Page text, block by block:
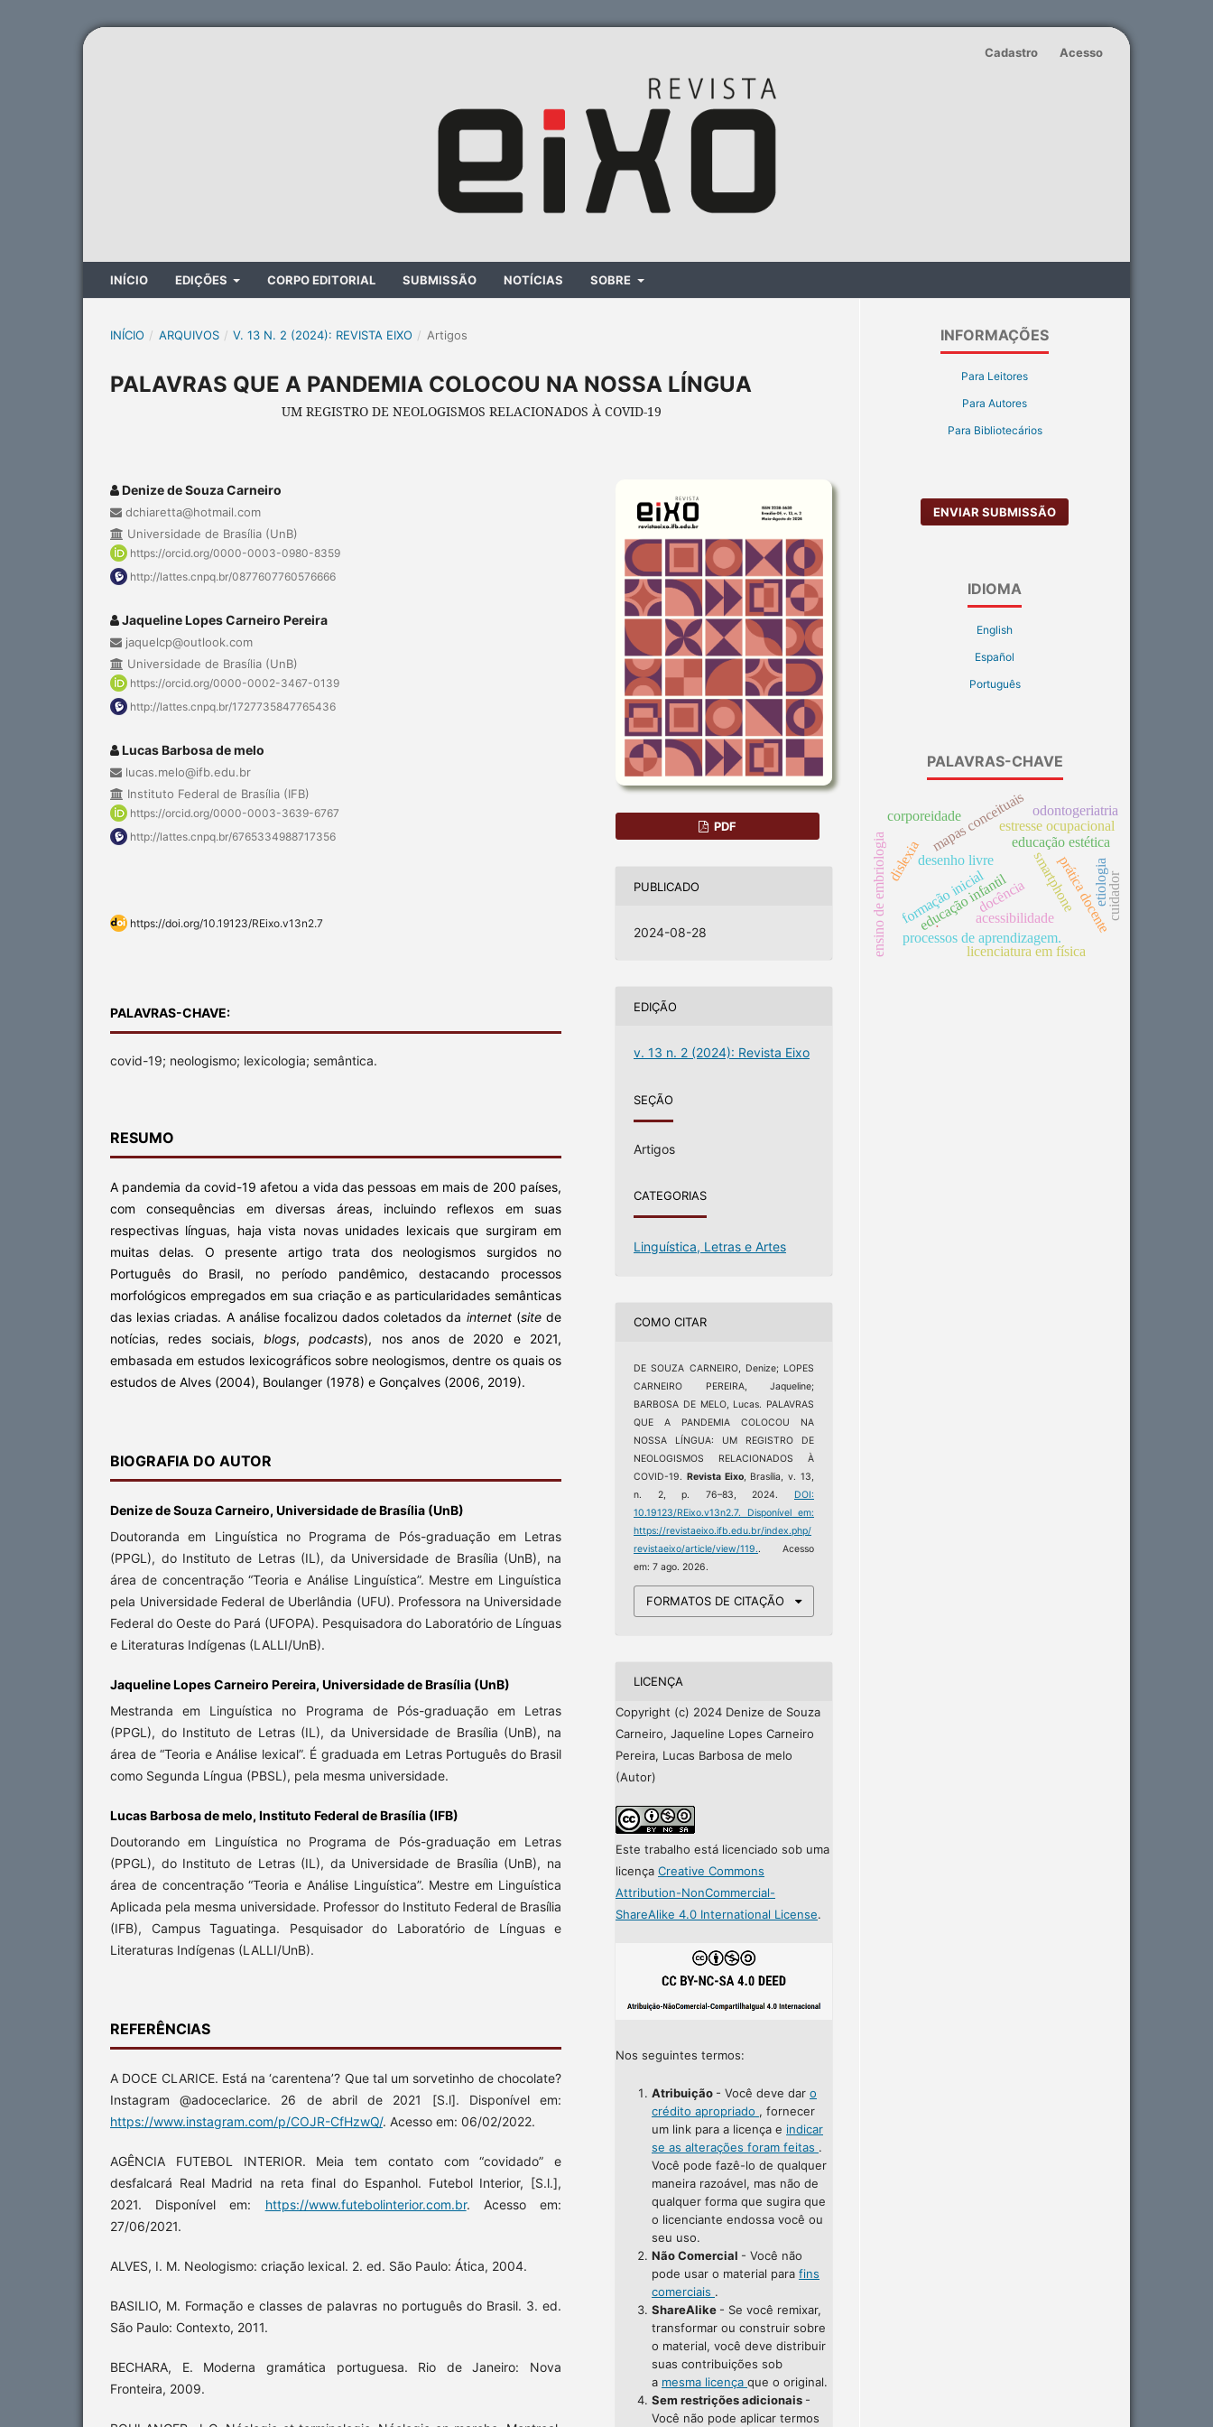
INÍCIO EDIÇÕES CORPO EDITORIAL SUBMISSÃO NOTÍCIAS SOBRE
Cadastro Acesso
INÍCIO / ARQUIVOS / V. 13 N. 2 (2024): REVISTA EIXO / Artigos
PALAVRAS QUE A PANDEMIA COLOCOU NA NOSSA LÍNGUA
UM REGISTRO DE NEOLOGISMOS RELACIONADOS À COVID-19
Denize de Souza Carneiro
dchiaretta@hotmail.com
Universidade de Brasília (UnB)
https://orcid.org/0000-0003-0980-8359
http://lattes.cnpq.br/0877607760576666
Jaqueline Lopes Carneiro Pereira
jaquelcp@outlook.com
Universidade de Brasília (UnB)
https://orcid.org/0000-0002-3467-0139
http://lattes.cnpq.br/1727735847765436
Lucas Barbosa de melo
lucas.melo@ifb.edu.br
Instituto Federal de Brasília (IFB)
https://orcid.org/0000-0003-3639-6767
http://lattes.cnpq.br/6765334988717356
https://doi.org/10.19123/REixo.v13n2.7
PALAVRAS-CHAVE:
covid-19; neologismo; lexicologia; semântica.
RESUMO
A pandemia da covid-19 afetou a vida das pessoas em mais de 200 países,
com consequências em diversas áreas, incluindo reflexos em suas
respectivas línguas, haja vista novas unidades lexicais que surgiram em
muitas delas. O presente artigo trata dos neologismos surgidos no
Português do Brasil, no período pandêmico, destacando processos
morfológicos empregados em sua criação e as particularidades semânticas
das lexias criadas. A análise focalizou dados coletados da internet(sitede
notícias, redes sociais, blogs,podcasts), nos anos de 2020 e 2021,
embasada em estudos lexicográficos sobre neologismos, dentre os quais os
estudos de Alves (2004), Boulanger (1978) e Gonçalves (2006, 2019).
BIOGRAFIA DO AUTOR
Denize de Souza Carneiro, Universidade de Brasília (UnB)
Doutoranda em Linguística no Programa de Pós-graduação em Letras
(PPGL), do Instituto de Letras (IL), da Universidade de Brasília (UnB), na
área de concentração “Teoria e Análise Linguística”. Mestre em Linguística
pela Universidade Federal de Uberlândia (UFU). Professora na Universidade
Federal do Oeste do Pará (UFOPA). Pesquisadora do Laboratório de Línguas
e Literaturas Indígenas (LALLI/UnB).
Jaqueline Lopes Carneiro Pereira, Universidade de Brasília (UnB)
Mestranda em Linguística no Programa de Pós-graduação em Letras
(PPGL), do Instituto de Letras (IL), da Universidade de Brasília (UnB), na
área de “Teoria e Análise lexical”. É graduada em Letras Português do Brasil
como Segunda Língua (PBSL), pela mesma universidade.
Lucas Barbosa de melo, Instituto Federal de Brasília (IFB)
Doutorando em Linguística no Programa de Pós-graduação em Letras
(PPGL), do Instituto de Letras (IL), da Universidade de Brasília (UnB), na
área de concentração “Teoria e Análise Linguística”. Mestre em Linguística
Aplicada pela mesma universidade. Professor do Instituto Federal de Brasília
(IFB), Campus Taguatinga. Pesquisador do Laboratório de Línguas e
Literaturas Indígenas (LALLI/UnB).
REFERÊNCIAS
A DOCE CLARICE. Está na ‘carentena’? Que tal um sorvetinho de chocolate?
Instagram @adoceclarice. 26 de abril de 2021 [S.l]. Disponível em:
https://www.instagram.com/p/COJR-CfHzwQ/. Acesso em: 06/02/2022.
AGÊNCIA FUTEBOL INTERIOR. Meia tem contato com “covidado” e
desfalcará Real Madrid na reta final do Espanhol. Futebol Interior, [S.l.],
2021. Disponível em: https://www.futebolinterior.com.br. Acesso em:
27/06/2021.
ALVES, I. M. Neologismo: criação lexical. 2. ed. São Paulo: Ática, 2004.
BASILIO, M. Formação e classes de palavras no português do Brasil. 3. ed.
São Paulo: Contexto, 2011.
BECHARA, E. Moderna gramática portuguesa. Rio de Janeiro: Nova
Fronteira, 2009.
PDF
PUBLICADO
2024-08-28
EDIÇÃO
v. 13 n. 2 (2024): Revista Eixo
SEÇÃO
Artigos
CATEGORIAS
Linguística, Letras e Artes
COMO CITAR
DE SOUZA CARNEIRO, Denize; LOPES
CARNEIRO PEREIRA, Jaqueline;
BARBOSA DE MELO, Lucas. PALAVRAS
QUE A PANDEMIA COLOCOU NA
NOSSA LÍNGUA: UM REGISTRO DE
NEOLOGISMOS RELACIONADOS À
COVID-19. Revista Eixo, Brasília, v. 13,
n. 2, p. 76–83, 2024. DOI:
10.19123/REixo.v13n2.7. Disponível em:
https://revistaeixo.ifb.edu.br/index.php/
revistaeixo/article/view/119.. Acesso
em: 7 ago. 2026.
FORMATOS DE CITAÇÃO
LICENÇA
Copyright (c) 2024 Denize de Souza
Carneiro, Jaqueline Lopes Carneiro
Pereira, Lucas Barbosa de melo
(Autor)
Este trabalho está licenciado sob uma
licença Creative Commons
Attribution-NonCommercial-
ShareAlike 4.0 International License.
Nos seguintes termos:
Atribuição - Você deve dar o
crédito apropriado , fornecer
um link para a licença e indicar
se as alterações foram feitas .
Você pode fazê-lo de qualquer
maneira razoável, mas não de
qualquer forma que sugira que
o licenciante endossa você ou
seu uso.
Não Comercial - Você não
pode usar o material para fins
comerciais .
ShareAlike - Se você remixar,
transformar ou construir sobre
o material, você deve distribuir
suas contribuições sob
a mesma licença que o original.
Sem restrições adicionais -
Você não pode aplicar termos
INFORMAÇÕES
Para Leitores
Para Autores
Para Bibliotecários
ENVIAR SUBMISSÃO
IDIOMA
English
Español
Português
PALAVRAS-CHAVE
desenho livre
educação infantil
educação estética
acessibilidade
dislexia smartphone
.
ensino de embriologia
mapas conceituais
processos de aprendizagem.
formação inicial
licenciatura em física
estresse ocupacional
docência prática docente
corporeidade
etiologiacuidador
odontogeriatria